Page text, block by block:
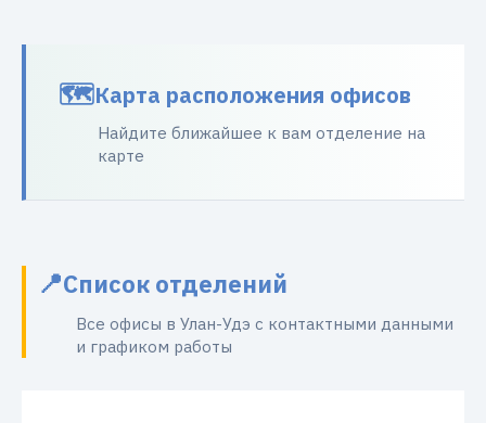
Карта расположения офисов
Найдите ближайшее к вам отделение на
карте
Список отделений
Все офисы в Улан-Удэ с контактными данными
и графиком работы